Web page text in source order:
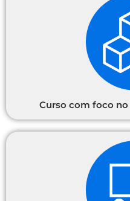
Curso com foco